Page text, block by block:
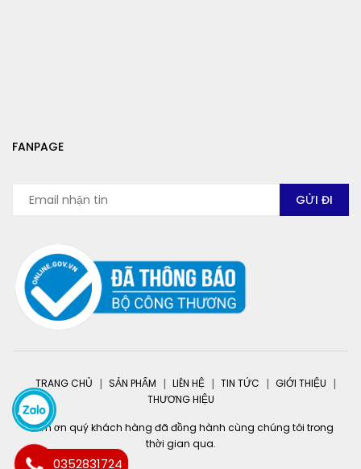
FANPAGE
TRANG CHỦ SẢN PHẨM LIÊN HỆ TIN TỨC
GIỚI THIỆU
THƯƠNG HIỆU
Cảm ơn quý khách hàng đã đồng hành cùng chúng tôi trong
thời gian qua.
0352831724